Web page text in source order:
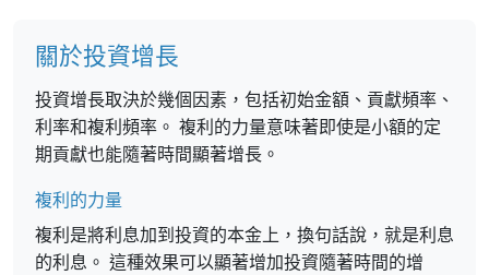
關於投資增長
投資增長取決於幾個因素，包括初始金額、貢獻頻率、
利率和複利頻率。 複利的力量意味著即使是小額的定
期貢獻也能隨著時間顯著增長。
複利的力量
複利是將利息加到投資的本金上，換句話說，就是利息
的利息。 這種效果可以顯著增加投資隨著時間的增